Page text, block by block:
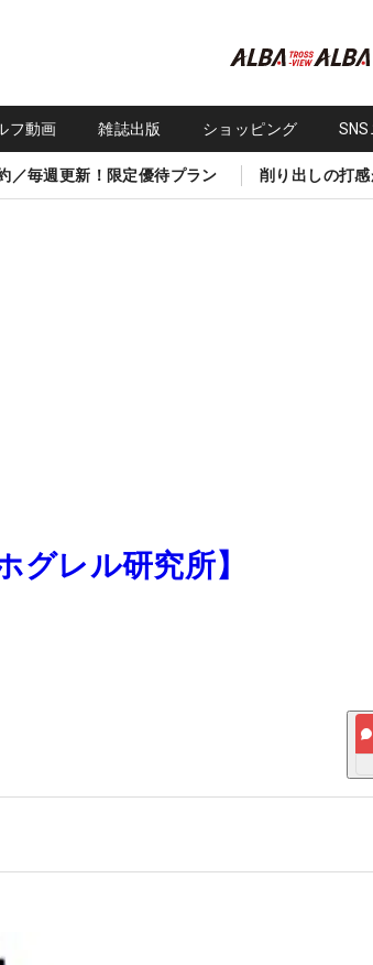
フ動画 雑誌出版 ショッピング
／毎週更新！限定優待プラン 削り出しの打
レル研究所】